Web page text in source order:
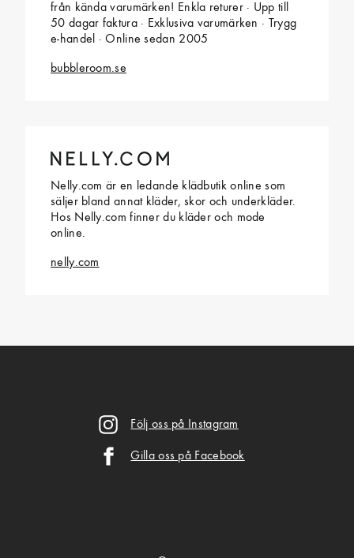
från kända varumärken! Enkla returer · Upp till
50 dagar faktura · Exklusiva varumärken · Trygg
e-handel · Online sedan 2005
bubbleroom.se
Nelly.com är en ledande klädbutik online som
säljer bland annat kläder, skor och underkläder.
Hos Nelly.com finner du kläder och mode
online.
nelly.com
Följ oss på Instagram
Gilla oss på Facebook